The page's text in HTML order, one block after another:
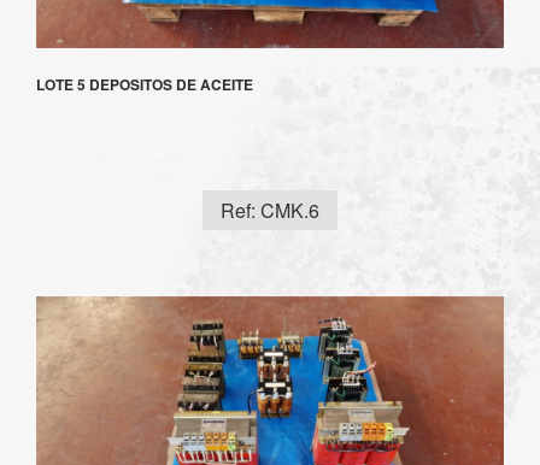
LOTE 5 DEPOSITOS DE ACEITE
Ref: CMK.6